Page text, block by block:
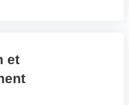
et